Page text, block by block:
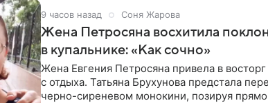
9 часов назад Соня Жарова
Жена Петросяна восхитила
в купальнике: «Как сочно»
Жена Евгения Петросяна привела в
с отдыха. Татьяна Брухунова предстала
черно-сиреневом монокини, позируя